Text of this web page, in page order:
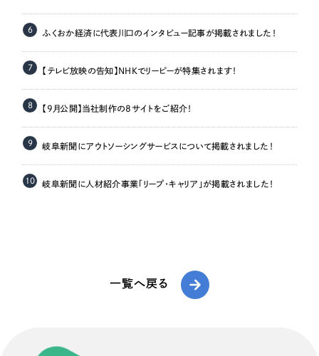
6 ふくおか経済に代表川口のインタビュー記事が掲載されました！
7 【テレビ放映の告知】NHKでリーピーが特集されます！
8 【9月公開】当社制作の8サイトをご紹介！
9 岐阜新聞にアウトソーシングサービスについて掲載されました！
10 岐阜新聞に人材紹介事業「リープ・キャリア」が掲載されました！
一覧へ戻る